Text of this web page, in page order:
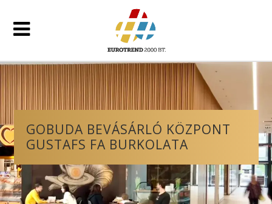
GOBUDA BEVÁSÁRLÓ KÖZPONT
GUSTAFS FA BURKOLATA